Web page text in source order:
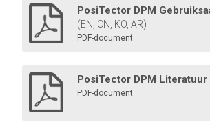
De dauwpuntmeter logger wordt
staalconstructies om onafhankelijk
PosiTector DPM
(EN, CN, KO, AR)
PDF-document
PosiTector DPM Literatuur
PDF-document